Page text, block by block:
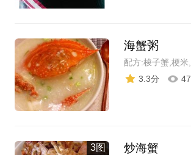
海蟹粥
配方:梭子蟹,梗米
3.3分
3图 炒海蟹